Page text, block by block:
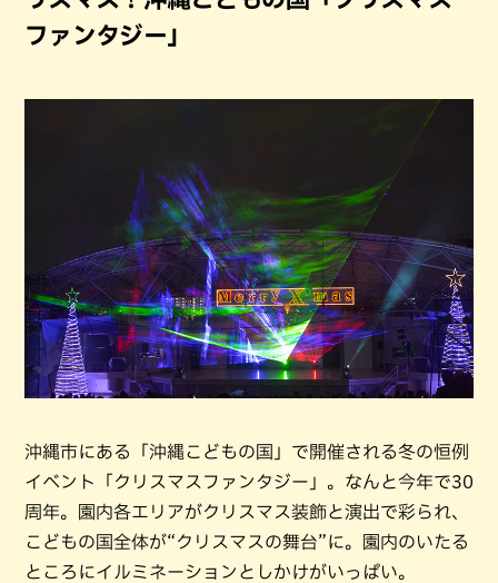
ファンタジー」
沖縄市にある「沖縄こどもの国」で開催される冬の恒例
イベント「クリスマスファンタジー」。なんと今年で30
周年。園内各エリアがクリスマス装飾と演出で彩られ、
こどもの国全体が“クリスマスの舞台”に。園内のいたる
ところにイルミネーションとしかけがいっぱい。